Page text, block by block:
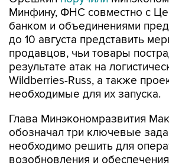
Минфину, ФНС совместно с
банком и объединениями
до 10 августа представить
продавцов, чьи товары
результате атак на
Wildberries-Russ, а также
необходимые для их запуска.
Глава Минэкономразвития
обозначал три ключевые
необходимо решить для
возобновления и